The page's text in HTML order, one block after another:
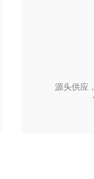
源头供应